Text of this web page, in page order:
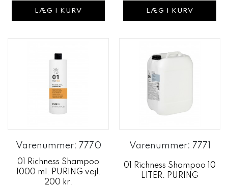
LÆG I KURV LÆG I KURV
Varenummer: 7770
01 Richness Shampoo
1000 ml. PURING vejl.
200 kr.
Varenummer: 7771
01 Richness Shampoo 10
LITER. PURING